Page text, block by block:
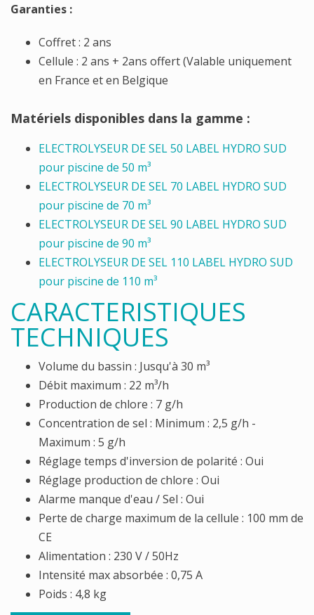
Garanties :
Coffret : 2 ans
Cellule : 2 ans + 2ans offert (Valable uniquement
en France et en Belgique
Matériels disponibles dans la gamme :
ELECTROLYSEUR DE SEL 50 LABEL HYDRO SUD
pour piscine de 50 m³
ELECTROLYSEUR DE SEL 70 LABEL HYDRO SUD
pour piscine de 70 m³
ELECTROLYSEUR DE SEL 90 LABEL HYDRO SUD
pour piscine de 90 m³
ELECTROLYSEUR DE SEL 110 LABEL HYDRO SUD
pour piscine de 110 m³
CARACTERISTIQUES
TECHNIQUES
Volume du bassin : Jusqu'à 30 m³
Débit maximum : 22 m³/h
Production de chlore : 7 g/h
Concentration de sel : Minimum : 2,5 g/h -
Maximum : 5 g/h
Réglage temps d'inversion de polarité : Oui
Réglage production de chlore : Oui
Alarme manque d'eau / Sel : Oui
Perte de charge maximum de la cellule : 100 mm de
CE
Alimentation : 230 V / 50Hz
Intensité max absorbée : 0,75 A
Poids : 4,8 kg